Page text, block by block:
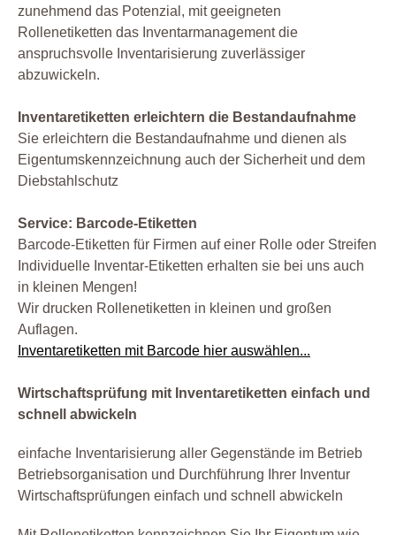
zunehmend das Potenzial, mit geeigneten
Rollenetiketten das Inventarmanagement die
anspruchsvolle Inventarisierung zuverlässiger
abzuwickeln.
Inventaretiketten erleichtern die Bestandaufnahme
Sie erleichtern die Bestandaufnahme und dienen als
Eigentumskennzeichnung auch der Sicherheit und dem
Diebstahlschutz
Service: Barcode-Etiketten
Barcode-Etiketten für Firmen auf einer Rolle oder Streifen
Individuelle Inventar-Etiketten erhalten sie bei uns auch
in kleinen Mengen!
Wir drucken Rollenetiketten in kleinen und großen
Auflagen.
Inventaretiketten mit Barcode hier auswählen...
Wirtschaftsprüfung mit Inventaretiketten einfach und
schnell abwickeln
einfache Inventarisierung aller Gegenstände im Betrieb
Betriebsorganisation und Durchführung Ihrer Inventur
Wirtschaftsprüfungen einfach und schnell abwickeln